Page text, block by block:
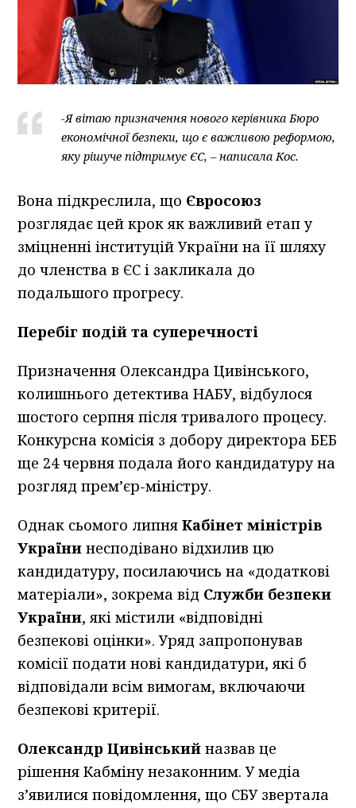
-Я вітаю призначення нового керівника Бюро
економічної безпеки, що є важливою реформою,
яку рішуче підтримує ЄС, – написала Кос.
Вона підкреслила, що Євросоюз
розглядає цей крок як важливий етап у
зміцненні інституцій України на її шляху
до членства в ЄС і закликала до
подальшого прогресу.
Перебіг подій та суперечності
Призначення Олександра Цивінського,
колишнього детектива НАБУ, відбулося
шостого серпня після тривалого процесу.
Конкурсна комісія з добору директора БЕБ
ще 24 червня подала його кандидатуру на
розгляд прем’єр-міністру.
Однак сьомого липняКабінет міністрів
України несподівано відхилив цю
кандидатуру, посилаючись на «додаткові
матеріали», зокрема від Служби безпеки
України, які містили «відповідні
безпекові оцінки». Уряд запропонував
комісії подати нові кандидатури, які б
відповідали всім вимогам, включаючи
безпекові критерії.
Олександр Цивінський назвав це
рішення Кабміну незаконним. У медіа
з’явилися повідомлення, що СБУ звертала